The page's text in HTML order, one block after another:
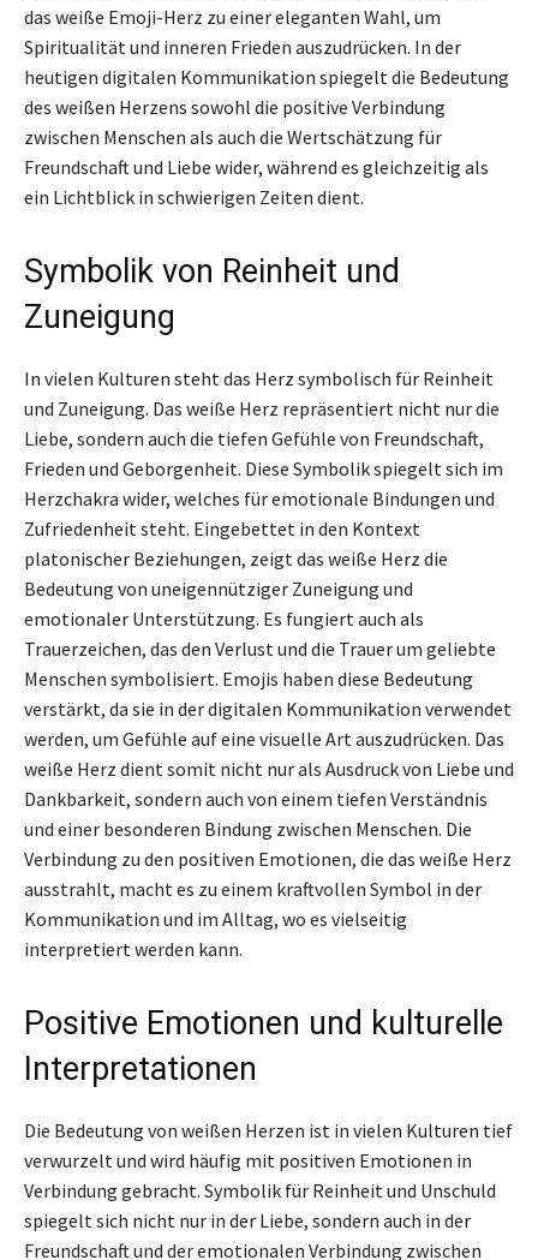
das weiße Emoji-Herz zu einer eleganten Wahl, um
Spiritualität und inneren Frieden auszudrücken. In der
heutigen digitalen Kommunikation spiegelt die Bedeutung
des weißen Herzens sowohl die positive Verbindung
zwischen Menschen als auch die Wertschätzung für
Freundschaft und Liebe wider, während es gleichzeitig als
ein Lichtblick in schwierigen Zeiten dient.
Symbolik von Reinheit und
Zuneigung
In vielen Kulturen steht das Herz symbolisch für Reinheit
und Zuneigung. Das weiße Herz repräsentiert nicht nur die
Liebe, sondern auch die tiefen Gefühle von Freundschaft,
Frieden und Geborgenheit. Diese Symbolik spiegelt sich im
Herzchakra wider, welches für emotionale Bindungen und
Zufriedenheit steht. Eingebettet in den Kontext
platonischer Beziehungen, zeigt das weiße Herz die
Bedeutung von uneigennütziger Zuneigung und
emotionaler Unterstützung. Es fungiert auch als
Trauerzeichen, das den Verlust und die Trauer um geliebte
Menschen symbolisiert. Emojis haben diese Bedeutung
verstärkt, da sie in der digitalen Kommunikation verwendet
werden, um Gefühle auf eine visuelle Art auszudrücken. Das
weiße Herz dient somit nicht nur als Ausdruck von Liebe und
Dankbarkeit, sondern auch von einem tiefen Verständnis
und einer besonderen Bindung zwischen Menschen. Die
Verbindung zu den positiven Emotionen, die das weiße Herz
ausstrahlt, macht es zu einem kraftvollen Symbol in der
Kommunikation und im Alltag, wo es vielseitig
interpretiert werden kann.
Positive Emotionen und kulturelle
Interpretationen
Die Bedeutung von weißen Herzen ist in vielen Kulturen tief
verwurzelt und wird häufig mit positiven Emotionen in
Verbindung gebracht. Symbolik für Reinheit und Unschuld
spiegelt sich nicht nur in der Liebe, sondern auch in der
Freundschaft und der emotionalen Verbindung zwischen